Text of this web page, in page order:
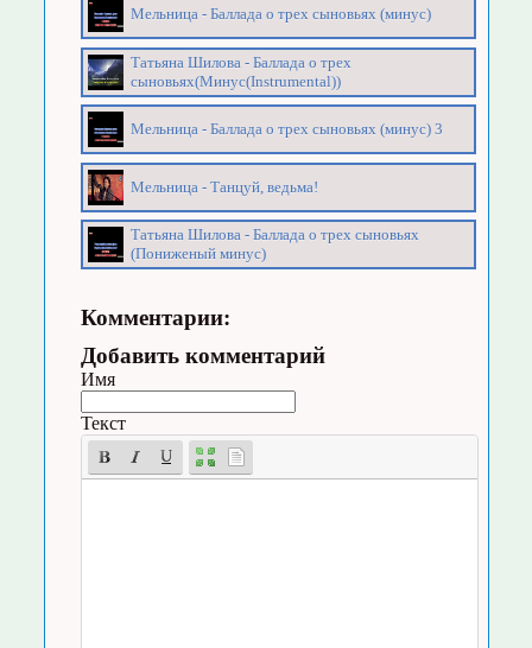
Мельница - Баллада о трех сыновьях (минус)
Татьяна Шилова - Баллада о трех
сыновьях(Минус(Instrumental))
Мельница - Баллада о трех сыновьях (минус) 3
Мельница - Танцуй, ведьма!
Татьяна Шилова - Баллада о трех сыновьях
(Пониженый минус)
Комментарии:
Добавить комментарий
Имя
Текст